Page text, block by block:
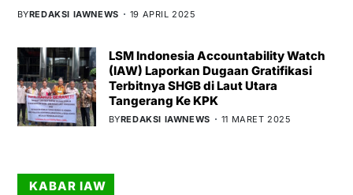
BYREDAKSI IAWNEWS 19 APRIL 2025
LSM Indonesia Accountability Watch
(IAW) Laporkan Dugaan Gratifikasi
Terbitnya SHGB di Laut Utara
Tangerang Ke KPK
BYREDAKSI IAWNEWS 11 MARET 2025
KABAR IAW